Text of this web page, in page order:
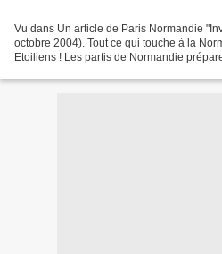
Vu dans Un article de Paris Normandie
octobre 2004). Tout ce qui touche à la
Etoiliens ! Les partis de Normandie